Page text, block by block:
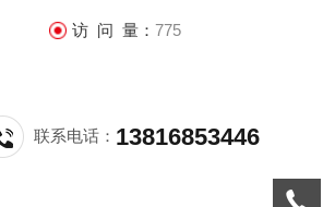
访 问 量： 775
联系电话： 13816853446